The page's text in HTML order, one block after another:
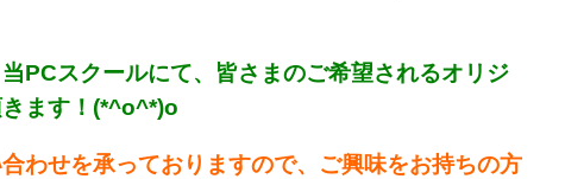
PCスクールにて、皆さまのご希望されるオリジ
ます！(*^o^*)o
わせを承っておりますので、ご興味をお持ちの方